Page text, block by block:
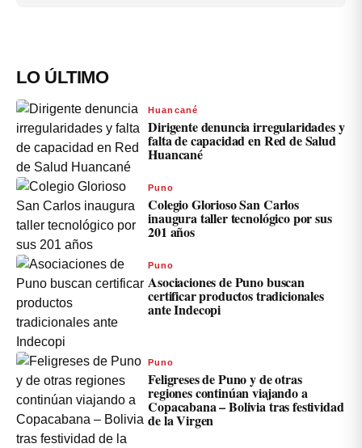
LO ÚLTIMO
Huancané
Dirigente denuncia irregularidades y
falta de capacidad en Red de Salud
Huancané
Puno
Colegio Glorioso San Carlos
inaugura taller tecnológico por sus
201 años
Puno
Asociaciones de Puno buscan
certificar productos tradicionales
ante Indecopi
Puno
Feligreses de Puno y de otras
regiones continúan viajando a
Copacabana – Bolivia tras festividad
de la Virgen